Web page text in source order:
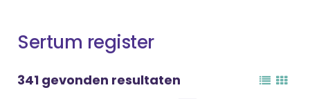
Sertum register
341 gevonden resultaten